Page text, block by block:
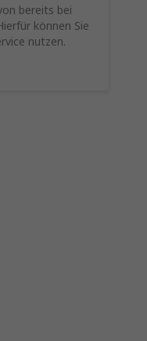
bereits bei
können Sie
nutzen.